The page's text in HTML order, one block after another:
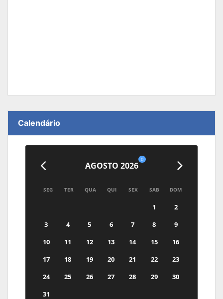
Calendário
AGOSTO 2026
0
SEG TER QUA QUI SEX SAB DOM
1
2
3
4 5 6 7 8
9
10
11 12 13 14 15
16
17
18 19 20 21 22
23
24
25 26 27 28 29
30
31